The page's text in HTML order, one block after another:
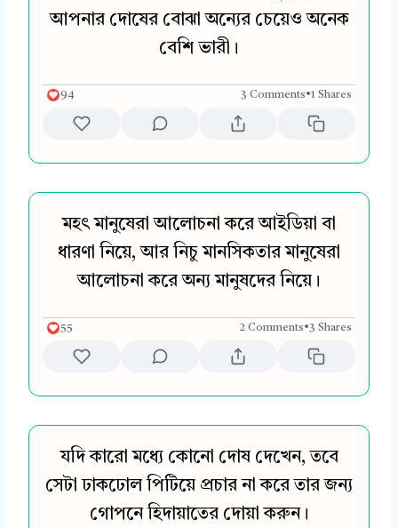
আপনার দোষের বোঝা অন্যের চেয়েও অনেক
বেশি ভারী।
94 3 Comments•1 Shares
মহৎ মানুষেরা আলোচনা করে আইডিয়া বা
ধারণা নিয়ে, আর নিচু মানসিকতার মানুষেরা
আলোচনা করে অন্য মানুষদের নিয়ে।
55 2 Comments•3 Shares
যদি কারো মধ্যে কোনো দোষ দেখেন, তবে
সেটা ঢাকঢোল পিটিয়ে প্রচার না করে তার জন্য
গোপনে হিদায়াতের দোয়া করুন।